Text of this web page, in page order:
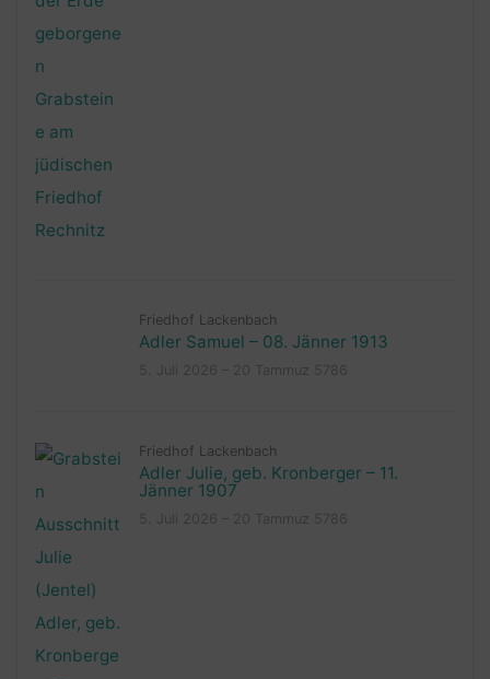
Friedhof Lackenbach
Adler Samuel – 08. Jänner 1913
Friedhof Lackenbach
Adler Julie, geb. Kronberger – 11.
Jänner 1907